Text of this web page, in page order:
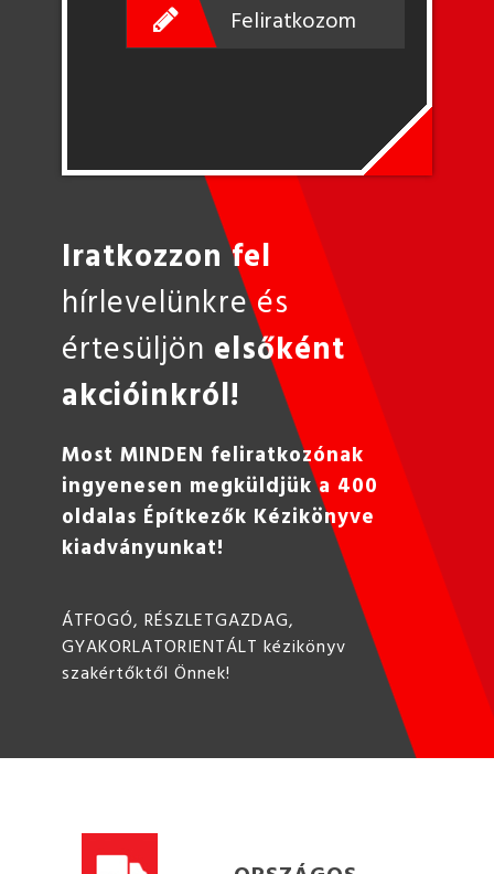
Feliratkozom
Iratkozzon fel
hírlevelünkre és
értesüljön elsőként
akcióinkról!
Most MINDEN feliratkozónak
ingyenesen megküldjük a 400
oldalas Építkezők Kézikönyve
kiadványunkat!
ÁTFOGÓ, RÉSZLETGAZDAG,
GYAKORLATORIENTÁLT kézikönyv
szakértőktől Önnek!